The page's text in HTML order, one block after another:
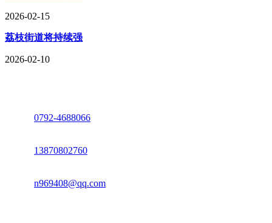
2026-02-15
荔枝街道将持续强
2026-02-10
0792-4688066
13870802760
n969408@qq.com